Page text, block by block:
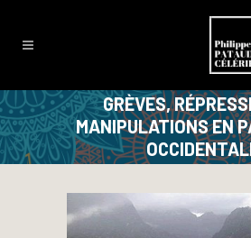
GRÈVES,
MANIPULATIONS EN